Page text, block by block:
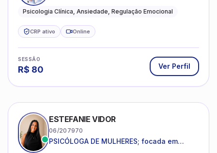
reduzir a ansiedade e construir uma vida
Psicologia Clínica, Ansiedade, Regulação Emocional
CRP ativo Online
SESSÃO
R$ 80 Ver Perfil
ESTEFANIE VIDOR
06/207970
PSICÓLOGA DE MULHERES; focada em